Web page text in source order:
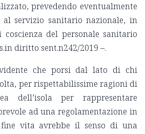
prevedendo eventualmente
al servizio sanitario nazionale, in
coscienza del personale sanitario
diritto sent.n242/2019 –.
che porsi dal lato di chi
per rispettabilissime ragioni di
dell’isola per rappresentare
ad una regolamentazione in
vita avrebbe il senso di una